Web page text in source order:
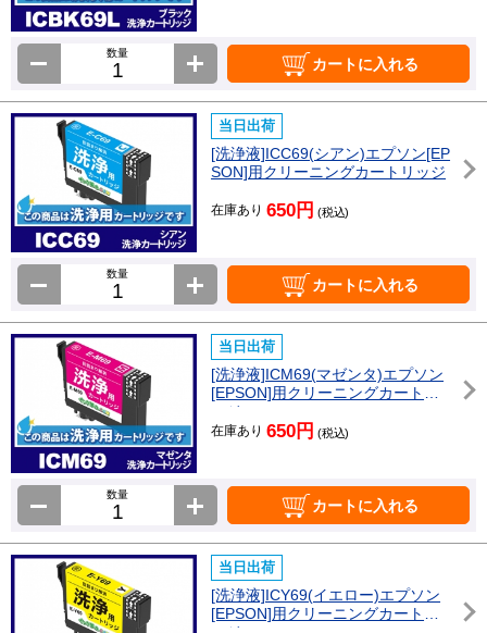
数量
カートに入れる
当日出荷
[洗浄液]ICC69(シアン)エプソン[EP
SON]用クリーニングカートリッジ
在庫あり 650円 (税込)
数量
カートに入れる
当日出荷
[洗浄液]ICM69(マゼンタ)エプソン
[EPSON]用クリーニングカートリ
ッジ
在庫あり 650円 (税込)
数量
カートに入れる
当日出荷
[洗浄液]ICY69(イエロー)エプソン
[EPSON]用クリーニングカートリ